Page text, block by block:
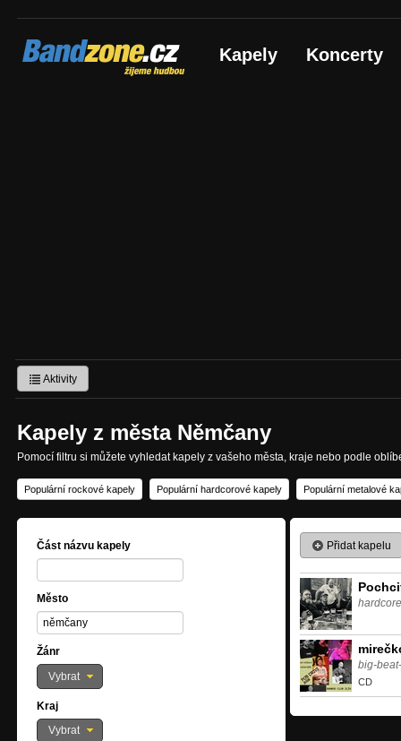
Bandzone.cz
žijeme hudbou Kapely Koncerty
Aktivity
Kapely z města Němčany
Pomocí filtru si můžete vyhledat kapely z vašeho města, kraje nebo podle
Populární rockové kapely Populární hardcorové kapely Populární metalové
Část názvu kapely
Město
Žánr
Vybrat
Kraj
Vybrat
Přidat kapelu
big-
CD